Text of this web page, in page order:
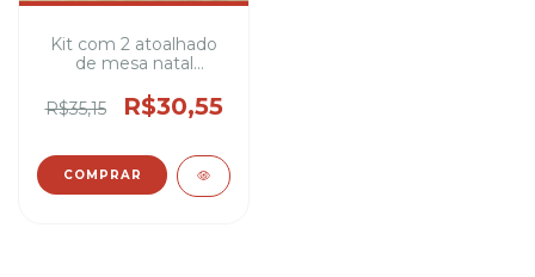
Kit com 2 atoalhado
de mesa natal
metros de largura
100% poliéster 4,6 e 8
estampas)
R$35,15 R$30,55
COMPRAR